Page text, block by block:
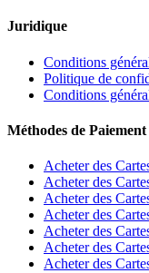
Juridique
Conditions
Politique de
Conditions
Méthodes de Paiement
Acheter des
Acheter des
Acheter des
Acheter des
Acheter des
Acheter des
Acheter des